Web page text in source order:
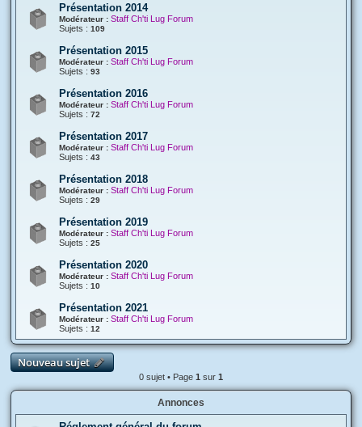
Présentation 2014
Modérateur : Staff Ch'ti Lug Forum
Sujets : 109
Présentation 2015
Modérateur : Staff Ch'ti Lug Forum
Sujets : 93
Présentation 2016
Modérateur : Staff Ch'ti Lug Forum
Sujets : 72
Présentation 2017
Modérateur : Staff Ch'ti Lug Forum
Sujets : 43
Présentation 2018
Modérateur : Staff Ch'ti Lug Forum
Sujets : 29
Présentation 2019
Modérateur : Staff Ch'ti Lug Forum
Sujets : 25
Présentation 2020
Modérateur : Staff Ch'ti Lug Forum
Sujets : 10
Présentation 2021
Modérateur : Staff Ch'ti Lug Forum
Sujets : 12
Nouveau sujet
0 sujet • Page 1 sur 1
Annonces